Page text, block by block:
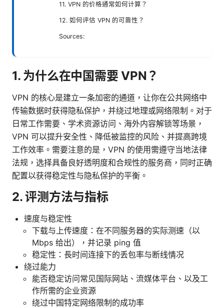
11. VPN 的价格通常如何计算？
12. 如何评估 VPN 的可靠性？
Sources:
1. 为什么在中国需要 VPN？
VPN 的核心是建立一条加密的通道，让你在公共网络中
传输数据时获得隐私保护，并绕过地理或网络限制。对于
日常工作需要、学术资源访问、海外内容解锁等场景，
VPN 可以提升安全性、降低被监控的风险、并提高跨境
工作效率。需要注意的是，VPN 的使用需遵守当地法律
法规，选择具备良好透明度和合规性的服务商，同时正确
配置以获得稳定性与隐私保护的平衡。
2. 评测方法与指标
速度与稳定性
下载与上传速度：在不同服务器的实际测速（以
Mbps 给出），并记录 ping 值
稳定性：長时间连接下的丢包率与断线情况
绕过能力
能否稳定访问常见国际网站、流媒体平台、以及工
作所需的企业资源
绕过中国特定网络限制的成功率